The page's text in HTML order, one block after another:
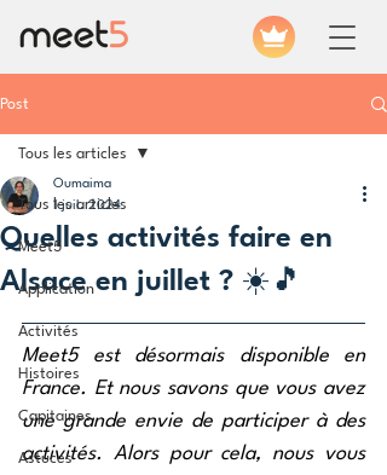
Post
Tous les articles
Meet5
Application
Activités
Histoires
Capitaines
Astuces
Tous les articles
Quelles activités faire en
Alsace en juillet ? ☀️🎵
Oumaima
1 juil. 2024
Meet5 est désormais disponible en
France. Et nous savons que vous avez
une grande envie de participer à des
activités. Alors pour cela, nous vous